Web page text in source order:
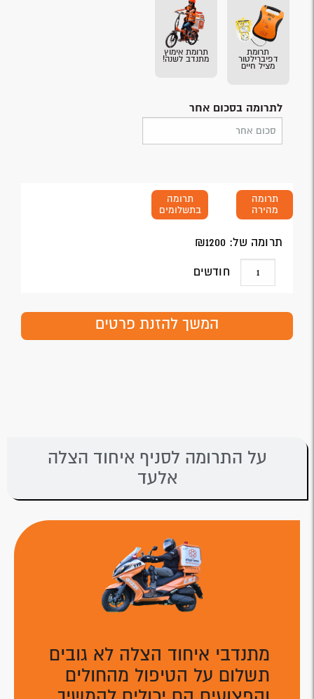
על התרומה לסניף איחוד הצלה
אלעד
תרומת
דפיברילטור
מציל חיים
תרומת אימוץ
מתנדב לשנה!
לתרומה בסכום אחר
תרומה
מהירה
תרומה
בתשלומים
תרומה של: ₪ 1200
חודשים
המשך להזנת פרטים
מתנדבי איחוד הצלה לא גובים
תשלום על הטיפול מהחולים